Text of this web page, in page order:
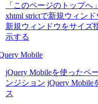
「このページのトップへ
xhtml strictで新規ウィン
新規ウィンドウをサイズ
示する
Mobile
jQuery Mobileを使ったペ
ンジション jQuery Mobile
ス